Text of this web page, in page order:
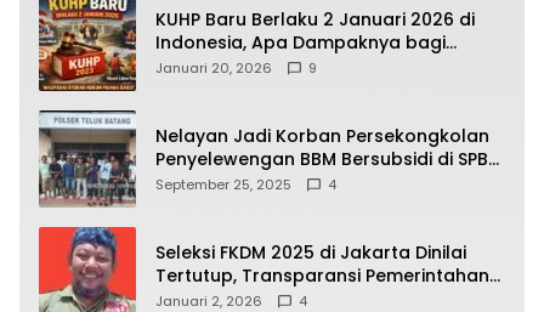
KUHP Baru Berlaku 2 Januari 2026 di
Indonesia, Apa Dampaknya bagi
Kehidupan Warga? Ini Aturan Kunci
Januari 20, 2026 9
Nelayan Jadi Korban Persekongkolan
Penyelewengan BBM Bersubsidi di SPBU
64.78809 Teluk Batang
September 25, 2025 4
Seleksi FKDM 2025 di Jakarta Dinilai
Tertutup, Transparansi Pemerintahan
Pramono–Rano Dipertanyakan
Januari 2, 2026 4